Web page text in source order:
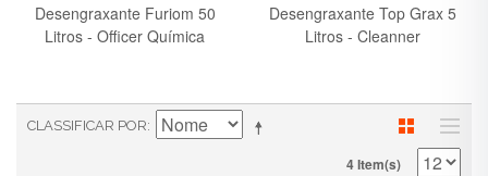
Desengraxante Furiom 50
Litros - Officer Química
Desengraxante Top Grax 5
Litros - Cleanner
CLASSIFICAR POR
4 Item(s)